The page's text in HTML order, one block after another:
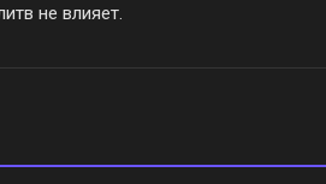
не влияет.